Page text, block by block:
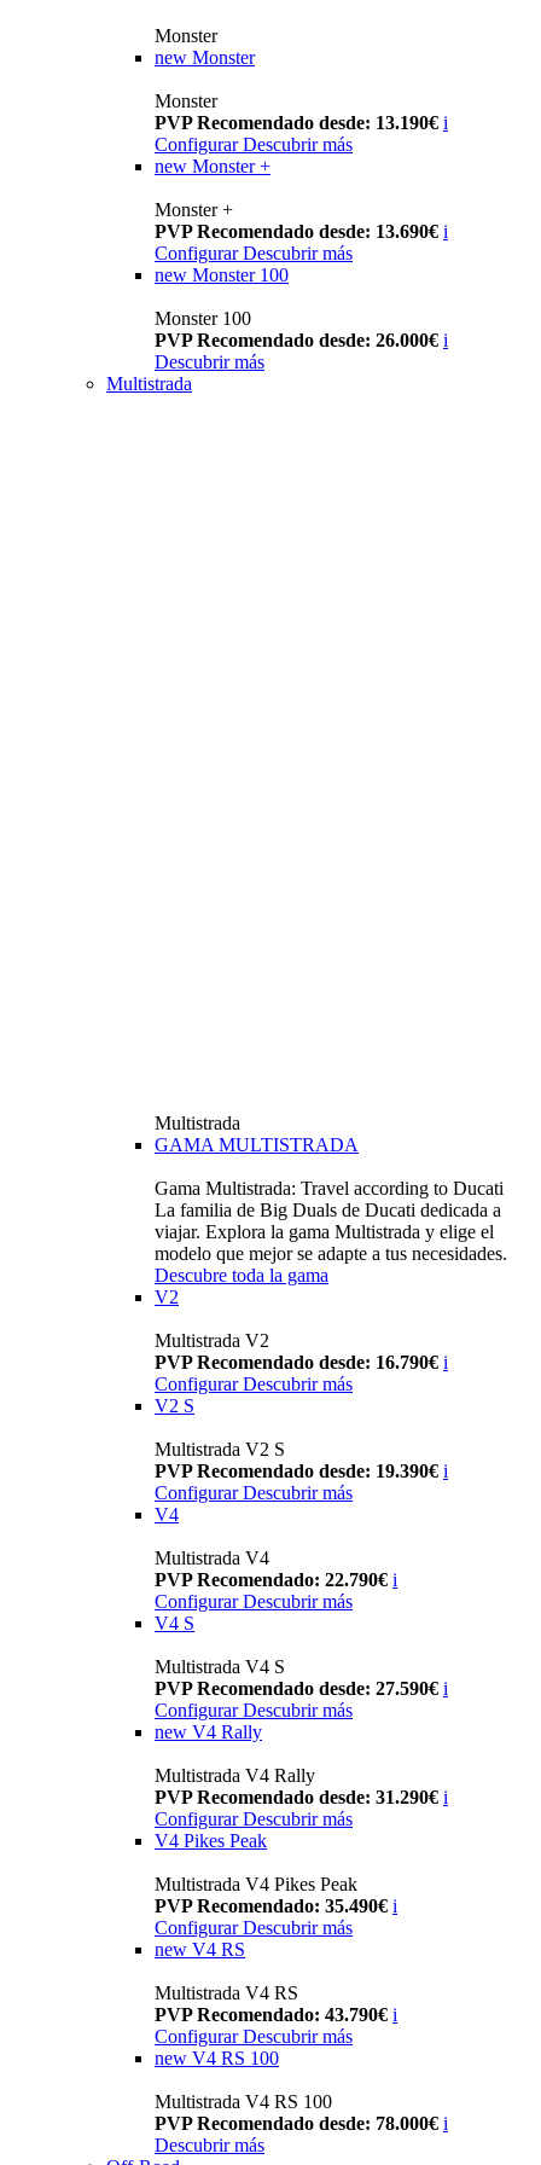
Monster
new Monster
Monster
PVP Recomendado desde: 13.190€ i
Configurar Descubrir más
new Monster +
Monster +
PVP Recomendado desde: 13.690€ i
Configurar Descubrir más
new Monster 100
Monster 100
PVP Recomendado desde: 26.000€ i
Descubrir más
Multistrada
Multistrada
GAMA MULTISTRADA
Gama Multistrada: Travel according to Ducati
La familia de Big Duals de Ducati dedicada a
viajar. Explora la gama Multistrada y elige el
modelo que mejor se adapte a tus necesidades.
Descubre toda la gama
V2
Multistrada V2
PVP Recomendado desde: 16.790€ i
Configurar Descubrir más
V2 S
Multistrada V2 S
PVP Recomendado desde: 19.390€ i
Configurar Descubrir más
V4
Multistrada V4
PVP Recomendado: 22.790€ i
Configurar Descubrir más
V4 S
Multistrada V4 S
PVP Recomendado desde: 27.590€ i
Configurar Descubrir más
new V4 Rally
Multistrada V4 Rally
PVP Recomendado desde: 31.290€ i
Configurar Descubrir más
V4 Pikes Peak
Multistrada V4 Pikes Peak
PVP Recomendado: 35.490€ i
Configurar Descubrir más
new V4 RS
Multistrada V4 RS
PVP Recomendado: 43.790€ i
ConfigurarDescubrir más
new V4 RS 100
Multistrada V4 RS 100
PVP Recomendado desde: 78.000€ i
Descubrir más